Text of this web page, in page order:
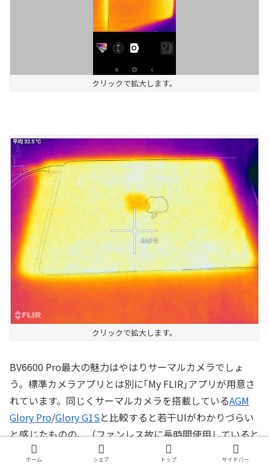
クリックで拡大します。
クリックで拡大します。
BV6600 Pro最大の魅力はやはりサーマルカメラでしょ
う。標準カメラアプリとは別に｢My FLIR｣アプリが用意さ
れています。同じくサーマルカメラを搭載しているAGM
Glory Pro/Glory G1Sと比較すると若干UIがわかりづらい
と感じたものの、（ファンレス故に長時間使用していると
熱くなってくる）Macbookの温度変化もしっかり確認す
ホーム シェア トップ サイドバー